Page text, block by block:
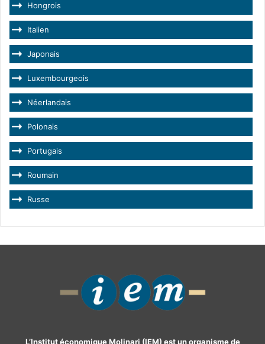
Hongrois
Italien
Japonais
Luxembourgeois
Néerlandais
Polonais
Portugais
Roumain
Russe
L’Institut économique Molinari (IEM) est un organisme de